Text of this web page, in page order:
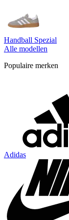
Handball Spezial
Alle modellen
Populaire merken
Adidas